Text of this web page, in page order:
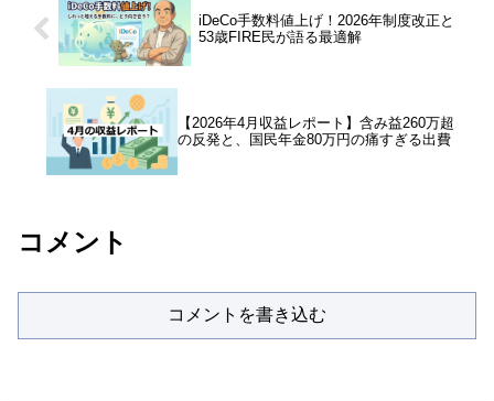
iDeCo手数料値上げ！2026年制度改正と
53歳FIRE民が語る最適解
【2026年4月収益レポート】含み益260万超
の反発と、国民年金80万円の痛すぎる出費
コメント
コメントを書き込む